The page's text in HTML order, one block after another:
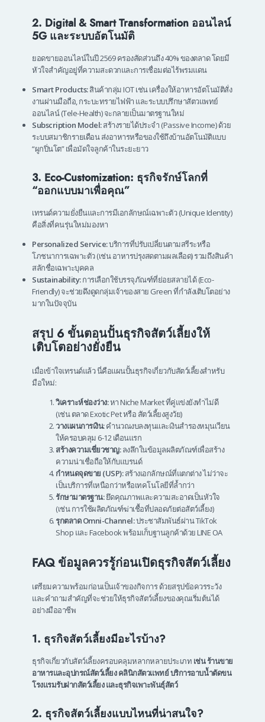
2. Digital & Smart Transformation ออนไลน์
5G และระบบอัตโนมัติ
ยอดขายออนไลน์ในปี 2569 ครองสัดส่วนถึง 40% ของตลาด โดยมี
หัวใจสำคัญอยู่ที่ความสะดวกและการเชื่อมต่อไร้พรมแดน
Smart Products:สินค้ากลุ่ม IOT เช่น เครื่องให้อาหารอัตโนมัติสั่ง
งานผ่านมือถือ, กระบะทรายไฟฟ้า และระบบปรึกษาสัตวแพทย์
ออนไลน์ (Tele-Health) จะกลายเป็นมาตรฐานใหม่
Subscription Model:สร้างรายได้ประจำ (Passive Income) ด้วย
ระบบสมาชิกรายเดือน ส่งอาหารหรือของใช้ถึงบ้านอัตโนมัติแบบ
“ผูกปิ่นโต” เพื่อมัดใจลูกค้าในระยะยาว
3. Eco-Customization: ธุรกิจรักษ์โลกที่
“ออกแบบมาเพื่อคุณ”
เทรนด์ความยั่งยืนและการมีเอกลักษณ์เฉพาะตัว (Unique Identity)
คือสิ่งที่คนรุ่นใหม่มองหา
Personalized Service:บริการที่ปรับเปลี่ยนตามสรีระหรือ
โภชนาการเฉพาะตัว (เช่น อาหารปรุงสดตามผลเลือด) รวมถึงสินค้า
สลักชื่อเฉพาะบุคคล
Sustainability:การเลือกใช้บรรจุภัณฑ์ที่ย่อยสลายได้ (Eco-
Friendly) จะช่วยดึงดูดกลุ่มเจ้าของสาย Green ที่กำลังเติบโตอย่าง
มากในปัจจุบัน
สรุป 6 ขั้นตอนปั้นธุรกิจสัตว์เลี้ยงให้
เติบโตอย่างยั่งยืน
เมื่อเข้าใจเทรนด์แล้ว นี่คือแผนปั้นธุรกิจเกี่ยวกับสัตว์เลี้ยงสำหรับ
มือใหม่:
วิเคราะห์ช่องว่าง:หา Niche Market ที่คู่แข่งยังทำไม่ดี
(เช่น ตลาด Exotic Pet หรือ สัตว์เลี้ยงสูงวัย)
วางแผนการเงิน:คำนวณงบลงทุนและเงินสำรองหมุนเวียน
ให้ครอบคลุม 6-12 เดือนแรก
สร้างความเชี่ยวชาญ:ลงลึกในข้อมูลผลิตภัณฑ์เพื่อสร้าง
ความน่าเชื่อถือให้กับแบรนด์
กำหนดจุดขาย (USP):สร้างเอกลักษณ์ที่แตกต่าง ไม่ว่าจะ
เป็นบริการที่เหนือกว่าหรือเทคโนโลยีที่ล้ำกว่า
รักษามาตรฐาน:ยึดคุณภาพและความสะอาดเป็นหัวใจ
(เช่น การใช้ผลิตภัณฑ์ฆ่าเชื้อที่ปลอดภัยต่อสัตว์เลี้ยง)
รุกตลาด Omni-Channel:ประชาสัมพันธ์ผ่าน TikTok
Shop และ Facebook พร้อมเก็บฐานลูกค้าด้วย LINE OA
FAQ ข้อมูลควรรู้ก่อนเปิดธุรกิจสัตว์เลี้ยง
เตรียมความพร้อมก่อนเป็นเจ้าของกิจการ ด้วยสรุปข้อควรระวัง
และคำถามสำคัญที่จะช่วยให้ธุรกิจสัตว์เลี้ยงของคุณเริ่มต้นได้
อย่างมืออาชีพ
1. ธุรกิจสัตว์เลี้ยงมีอะไรบ้าง?
ธุรกิจเกี่ยวกับสัตว์เลี้ยงครอบคลุมหลากหลายประเภท เช่น ร้านขาย
อาหารและอุปกรณ์สัตว์เลี้ยง คลินิกสัตวแพทย์ บริการอาบน้ำตัดขน
โรงแรมรับฝากสัตว์เลี้ยง และธุรกิจเพาะพันธุ์สัตว์
2. ธุรกิจสัตว์เลี้ยงแบบไหนที่น่าสนใจ?